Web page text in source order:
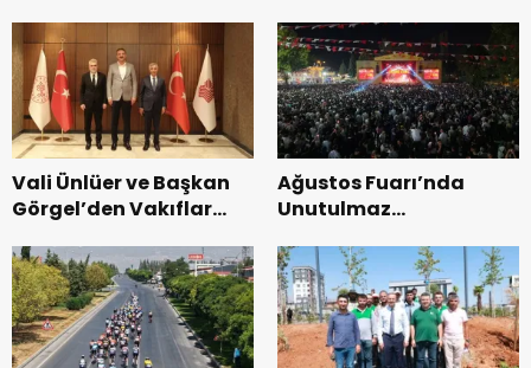
dönemin ön kayıtları
başladı.
Vali Ünlüer ve Başkan
Görgel’den Vakıflar
ziyaret.
Ağustos Fuarı’nda
Unutulmaz